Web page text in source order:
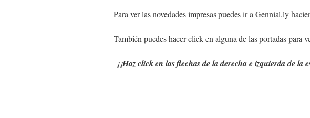
Para ver las novedades impresas puedes ir a Gennial.ly
También puedes hacer click en alguna de las portadas para
¡¡Haz click en las flechas de la derecha e izquierda de